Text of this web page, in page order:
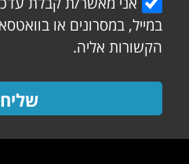
במייל, במסרונים או
הקשורות אליה.